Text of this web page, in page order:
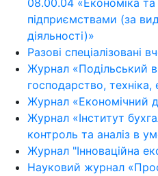
08.00.04 «Економіка та
підприємствами (за
діяльності)»
Разові спеціалізовані
Журнал «Подільський
господарство, техніка,
Журнал «Економічний
Журнал «Інститут
контроль та аналіз в
Журнал "Інноваційна
Науковий журнал